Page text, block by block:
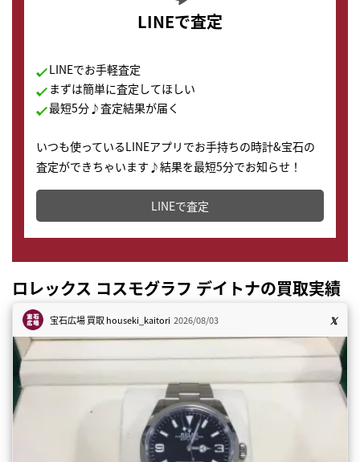
LINEで査定
LINEでお手軽査定
まずは簡単に査定してほしい
最短5分♪査定結果が届く
いつも使っているLINEアプリでお手持ちの時計&宝石の
査定ができちゃいます♪結果を最短5分でお知らせ！
どこからでもすぐに査定金額を知ることが出来ます。
LINEで査定
ロレックス コスモグラフ デイトナの買取実績
宝石広場 買取houseki_kaitori 2026/08/03